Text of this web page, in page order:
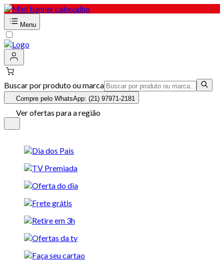
Menu
Buscar por produto ou marca
Compre pelo WhatsApp: (21) 97971-2181
Ver ofertas para a região